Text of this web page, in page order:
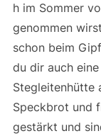
h im Sommer
genommen
schon beim
du dir auch
Stegleitenhütte
Speckbrot und
gestärkt und